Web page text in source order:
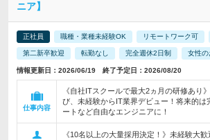
ニア】
正社員 職種・業種未経験OK リモートワーク可
第二新卒歓迎 転勤なし 完全週休2日制 女性の
情報更新日：2026/06/19 終了予定日：2026/08/20
仕事内容
《自社ITスクールで最大2ヵ月の研修あり
び、未経験からIT業界デビュー！将来的は
ートなど自由なエンジニアに！
《10名以上の大量採用決定！》未経験大